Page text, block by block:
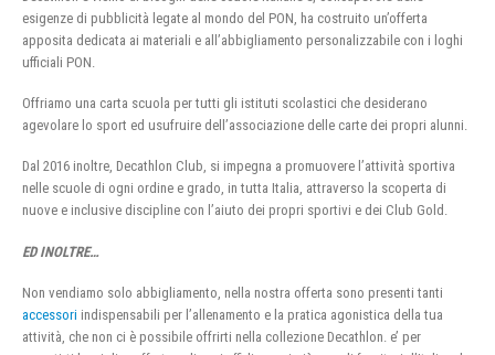
esigenze di pubblicità legate al mondo del PON, ha costruito un’offerta
apposita dedicata ai materiali e all’abbigliamento personalizzabile con i loghi
ufficiali PON.
Offriamo una carta scuola per tutti gli istituti scolastici che desiderano
agevolare lo sport ed usufruire dell’associazione delle carte dei propri alunni.
Dal 2016 inoltre, Decathlon Club, si impegna a promuovere l’attività sportiva
nelle scuole di ogni ordine e grado, in tutta Italia, attraverso la scoperta di
nuove e inclusive discipline con l’aiuto dei propri sportivi e dei Club Gold.
ED INOLTRE…
Non vendiamo solo abbigliamento, nella nostra offerta sono presenti tanti
accessori indispensabili per l’allenamento e la pratica agonistica della tua
attività, che non ci è possibile offrirti nella collezione Decathlon. e’ per